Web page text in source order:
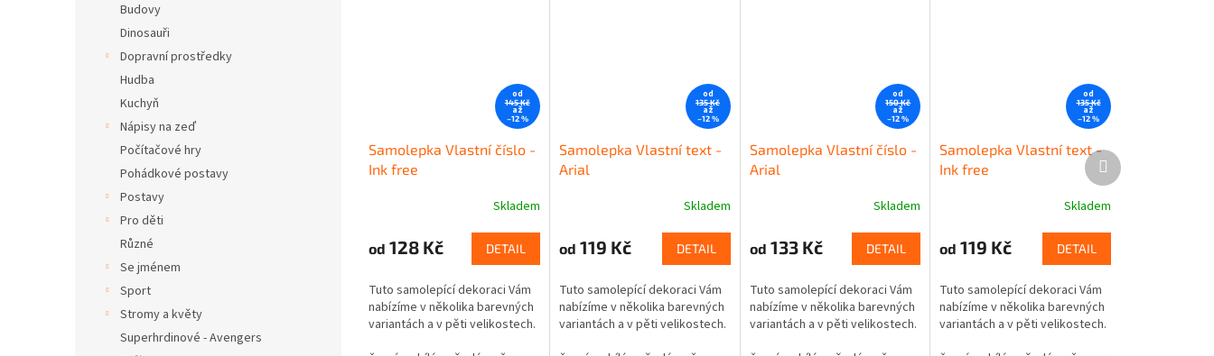
Budovy
Dinosauři
Dopravní prostředky
Hudba
Kuchyň
Nápisy na zeď
Počítačové hry
Pohádkové postavy
Postavy
Pro děti
Různé
Se jménem
Sport
Stromy a květy
Superhrdinové - Avengers
od
145 Kč
až
–12 %
Samolepka Vlastní číslo -
Ink free
Skladem
od 128 Kč DETAIL
Tuto samolepící dekoraci Vám
nabízíme v několika barevných
variantách a v pěti velikostech.
od
135 Kč
až
–12 %
Samolepka Vlastní text -
Arial
Skladem
od 119 Kč DETAIL
Tuto samolepící dekoraci Vám
nabízíme v několika barevných
variantách a v pěti velikostech.
od
150 Kč
až
–12 %
Samolepka Vlastní číslo -
Arial
Skladem
od 133 Kč DETAIL
Tuto samolepící dekoraci Vám
nabízíme v několika barevných
variantách a v pěti velikostech.
od
135 Kč
až
–12 %
Samolepka Vlastní text -
Ink free
Skladem
od 119 Kč DETAIL
Tuto samolepící dekoraci Vám
nabízíme v několika barevných
variantách a v pěti velikostech.
Další
produkt